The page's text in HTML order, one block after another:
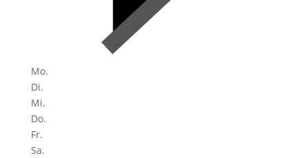
Mo.
Di.
Mi.
Do.
Fr.
Sa.